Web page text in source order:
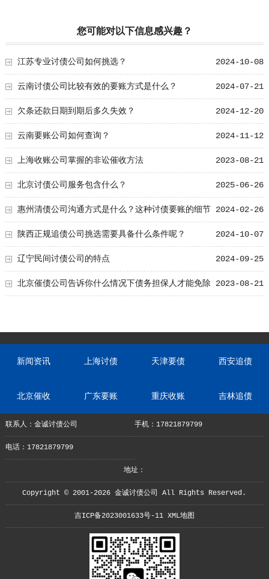
您可能对以下信息感兴趣？
2024-10-08
江苏专业讨债公司如何挑选？
2024-07-21
云南讨债公司比较有效的要账方式是什么？
2024-12-20
欠条还款日期到期后多久失效？
2024-11-12
云南要账公司如何查询？
2023-08-21
上海收账公司掌握的非讼催收方法
2025-06-26
北京讨债公司服务包含什么？
2024-02-26
惠州清债公司沟通方式是什么？这种讨债要账的细节
值得了解！ 2024-10-07
陕西正规追债公司挑选需要具备什么条件呢？
2024-09-25
辽宁民间讨债公司的特点
2023-08-21
北京催债公司告诉你什么情况下债务担保人才能免除
新闻资讯 上海讨债 天津要债 西安追债
北京催收 广东要账 重庆收账 吉林追债
联系人：金诚讨债公司 手机：17821879799
电话：17821879799
地址：
Copyright © 2001-2026 金诚讨债公司 All Rights Reserved.
吉ICP备2023001633号-11 XML地图